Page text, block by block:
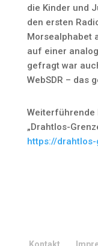
die Kinder und
den ersten
Morsealphabet
auf einer
gefragt war
WebSDR – das
Weiterführende
„Drahtlos-
https://